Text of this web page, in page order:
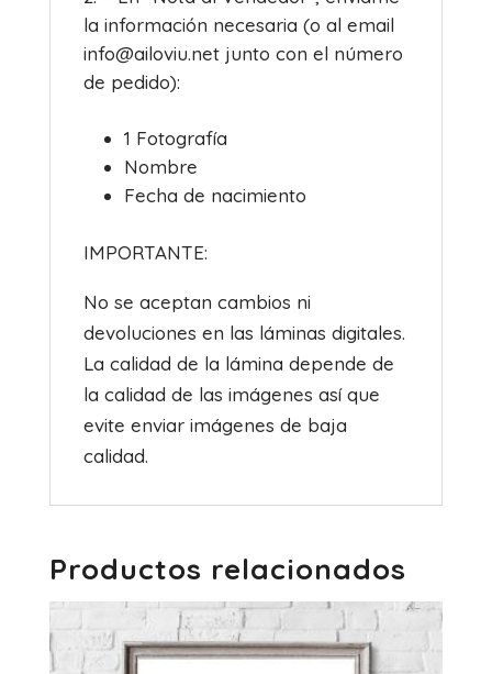
la información necesaria (o al email
info@ailoviu.net junto con el número
de pedido):
1 Fotografía
Nombre
Fecha de nacimiento
IMPORTANTE:
No se aceptan cambios ni
devoluciones en las láminas digitales.
La calidad de la lámina depende de
la calidad de las imágenes así que
evite enviar imágenes de baja
calidad.
Productos relacionados